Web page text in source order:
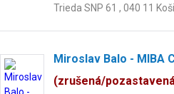
Trieda SNP 61 , 040 11
Miroslav Balo - MIBA
(zrušená/